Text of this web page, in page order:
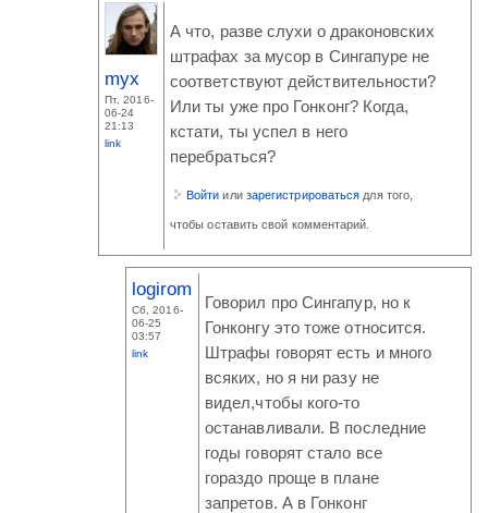
myx
Пт, 2016-
06-24
21:13
link
А что, разве слухи о драконовских
штрафах за мусор в Сингапуре не
соответствуют действительности?
Или ты уже про Гонконг? Когда,
кстати, ты успел в него
перебраться?
Войти или зарегистрироваться для того,
чтобы оставить свой комментарий.
logirom
Сб, 2016-
06-25
03:57
link
Говорил про Сингапур, но к
Гонконгу это тоже относится.
Штрафы говорят есть и много
всяких, но я ни разу не
видел,чтобы кого-то
останавливали. В последние
годы говорят стало все
гораздо проще в плане
запретов. А в Гонконг